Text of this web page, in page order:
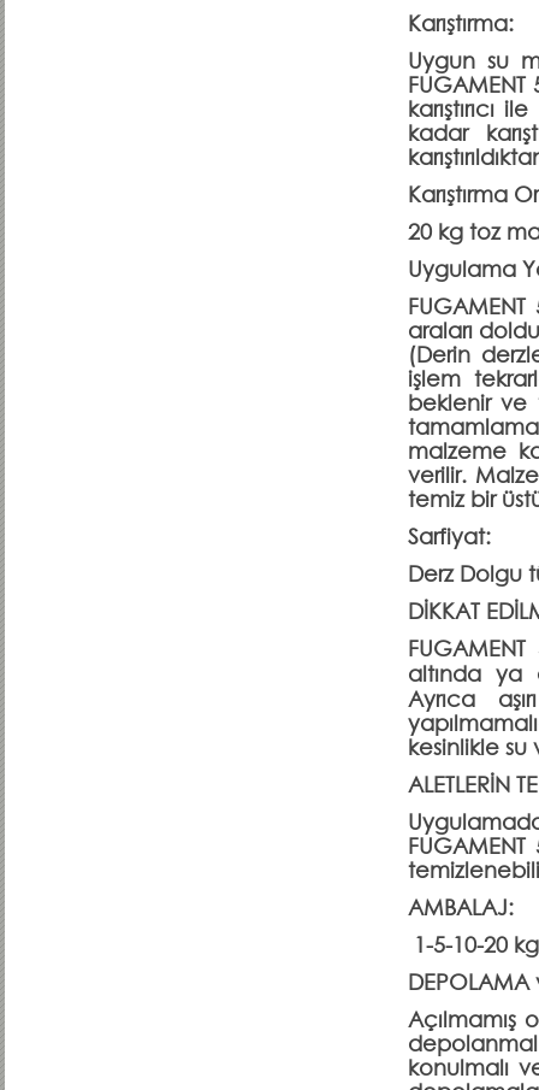
Karıştırma:
Uygun su
karıştırıcı
kadar
Karıştırma
20 kg toz
Uygulama
araları
(Derin
işlem
beklenir ve
malzeme
verilir.
temiz bir
Sarfiyat:
Derz Dolgu
DİKKAT
altında ya
Ayrıca
kesinlikle
ALETLERİN
AMBALAJ:
1-5-10-20
DEPOLAMA
Açılmamış
konulmalı